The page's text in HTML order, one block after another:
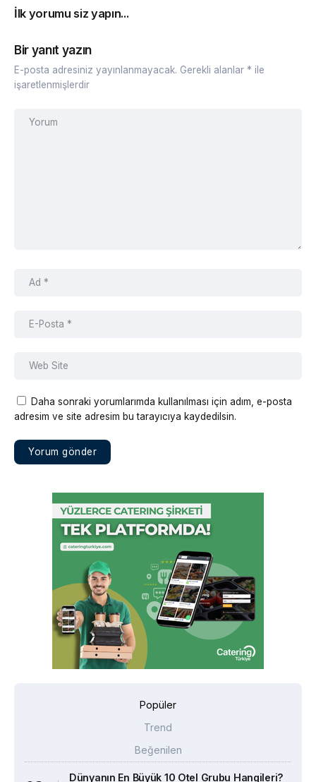
İlk yorumu siz yapın...
Bir yanıt yazın
E-posta adresiniz yayınlanmayacak. Gerekli alanlar * ile
işaretlenmişlerdir
Daha sonraki yorumlarımda kullanılması için adım, e-posta
adresim ve site adresim bu tarayıcıya kaydedilsin.
Popüler
Trend
Beğenilen
Dünyanın En Büyük 10 Otel Grubu Hangileri?